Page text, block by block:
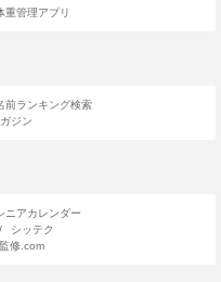
重管理アプリ
前ランキング検索
ジン
ニアカレンダー
/
シッテク
修.com